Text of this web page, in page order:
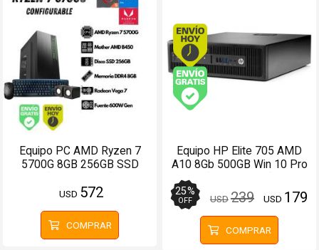
Equipo PC AMD Ryzen 7
5700G 8GB 256GB SSD
USD 572
COMPRAR
Equipo HP Elite 705 AMD
A10 8Gb 500GB Win 10 Pro
25%
OFF USD239 USD 179
COMPRAR